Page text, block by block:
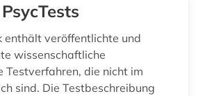
frühpädagogik (2)
förderungsprogramm (3)
enthält veröffentlichte und
wissenschaftliche
Testverfahren, die nicht im
sind. Die Testbeschreibung